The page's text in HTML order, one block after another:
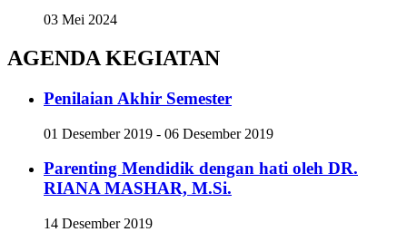
03 Mei 2024
AGENDA KEGIATAN
Penilaian Akhir Semester
01 Desember 2019 - 06 Desember 2019
Parenting Mendidik dengan hati oleh DR.
RIANA MASHAR, M.Si.
14 Desember 2019